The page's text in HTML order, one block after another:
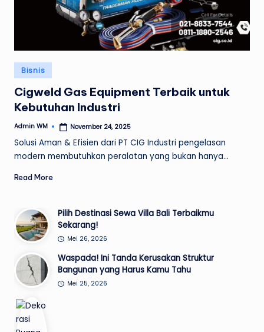
Posted
in
Bisnis
Cigweld Gas Equipment Terbaik untuk
Kebutuhan Industri
Posted
Admin WM November 24, 2025
Solusi Aman & Efisien dari PT CIG Industri pengelasan
modern membutuhkan peralatan yang bukan hanya…
Read More
Pilih Destinasi Sewa Villa Bali Terbaikmu
Sekarang!
Mei 26, 2026
Waspada! Ini Tanda Kerusakan Struktur
Bangunan yang Harus Kamu Tahu
Mei 25, 2026